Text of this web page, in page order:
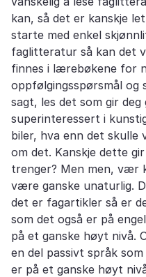
kan, så det er kanskje
starte med enkel
faglitteratur så kan det
finnes i lærebøkene for
oppfølgingsspørsmål og
sagt, les det som gir deg
superinteressert i
biler, hva enn det
om det. Kanskje dette
trenger? Men men, vær
være ganske unaturlig.
det er fagartikler så er
som det også er på
på et ganske høyt nivå.
en del passivt språk
er på et ganske høyt